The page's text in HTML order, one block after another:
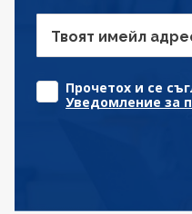
Твоят имейл
Прочетох и се
Уведомление за